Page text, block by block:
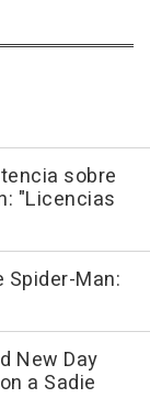
sobre
"Licencias
Spider-Man:
New Day
a Sadie